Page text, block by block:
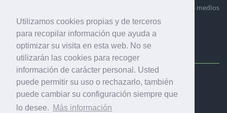
Utilizamos cookies propias y de terceros
para recopilar información que ayuda a
optimizar su visita en esta web. No se
utilizarán las cookies para recoger
información de carácter personal. Usted
puede permitir su uso o rechazarlo, también
puede cambiar su configuración siempre que
lo desee. Más información
el mercado de la comunicación gráfica que engloba diversos medios
profesionales especializados en el mercado gráfico, la
comunicación visual y el envasado.
Ediciones Industria Gráfica, S.C.P.
Calle Fluvià 257, bajos, 08020 Barcelona (España)